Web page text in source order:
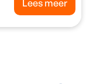
Lees meer